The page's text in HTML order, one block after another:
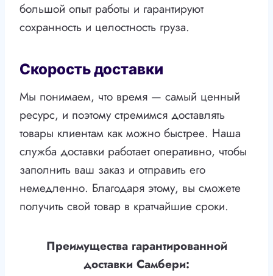
большой опыт работы и гарантируют
сохранность и целостность груза.
Скорость доставки
Мы понимаем, что время — самый ценный
ресурс, и поэтому стремимся доставлять
товары клиентам как можно быстрее. Наша
служба доставки работает оперативно, чтобы
заполнить ваш заказ и отправить его
немедленно. Благодаря этому, вы сможете
получить свой товар в кратчайшие сроки.
Преимущества гарантированной
доставки Самбери: